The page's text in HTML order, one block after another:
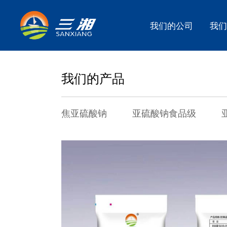
我们的公司 我
我们的产品
焦亚硫酸钠 亚硫酸钠食品级